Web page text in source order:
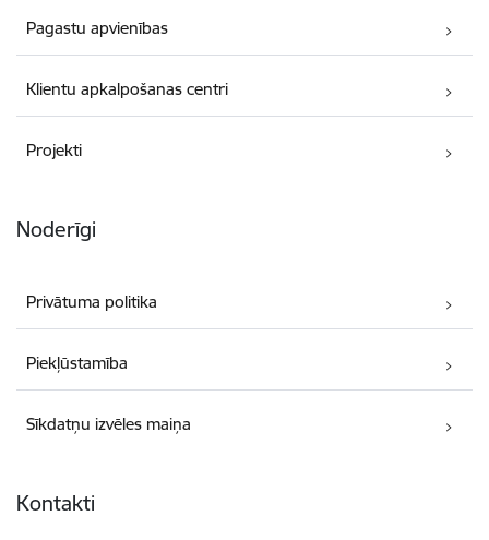
Pagastu apvienības
Klientu apkalpošanas centri
Projekti
Noderīgi
Privātuma politika
Piekļūstamība
Sīkdatņu izvēles maiņa
Kontakti